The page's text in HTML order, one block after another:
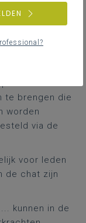
te wisselen
te brengen die
worden
via de
voor leden
de chat zijn
kunnen in de